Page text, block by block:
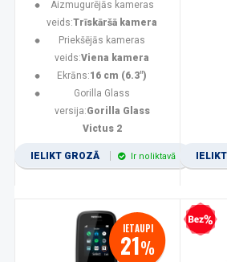
Aizmugurējās kameras
veids:Trīskāršā kamera
Priekšējās kameras
veids:Viena kamera
Ekrāns:16 cm (6.3")
Gorilla Glass
versija:Gorilla Glass
Victus 2
IELIKT GROZĀ Ir noliktavā
IETAUPI
21%
Bezprocentu